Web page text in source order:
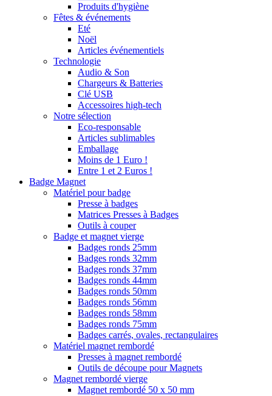
Produits d'hygiène
Fêtes & événements
Eté
Noël
Articles événementiels
Technologie
Audio & Son
Chargeurs & Batteries
Clé USB
Accessoires high-tech
Notre sélection
Eco-responsable
Articles sublimables
Emballage
Moins de 1 Euro !
Entre 1 et 2 Euros !
Badge Magnet
Matériel pour badge
Presse à badges
Matrices Presses à Badges
Outils à couper
Badge et magnet vierge
Badges ronds 25mm
Badges ronds 32mm
Badges ronds 37mm
Badges ronds 44mm
Badges ronds 50mm
Badges ronds 56mm
Badges ronds 58mm
Badges ronds 75mm
Badges carrés, ovales, rectangulaires
Matériel magnet rembordé
Presses à magnet rembordé
Outils de découpe pour Magnets
Magnet rembordé vierge
Magnet rembordé 50 x 50 mm